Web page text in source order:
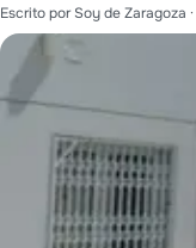
Escrito porSoy de Zaragoza ·